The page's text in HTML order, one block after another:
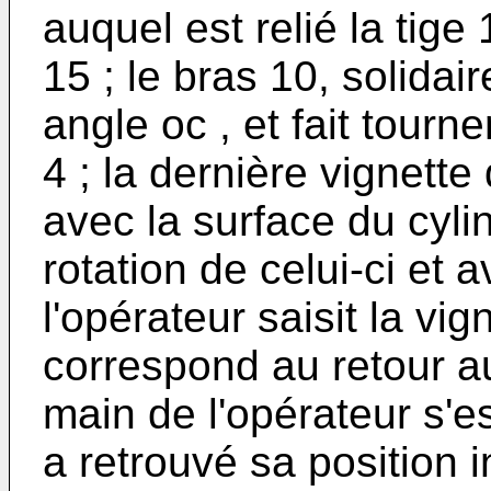
auquel est relié la tige
15 ; le bras 10,
angle oc , et fait
4 ; la dernière
avec la surface du
rotation de celui-ci et
l'opérateur saisit la
correspond au retour
main de l'opérateur
a retrouvé sa position